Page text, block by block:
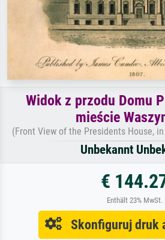
Widok z przodu Domu
mieście
(Front View of the Presidents House,
Unbekannt
€
Enthält 23% MwSt.
Skonfiguruj druk